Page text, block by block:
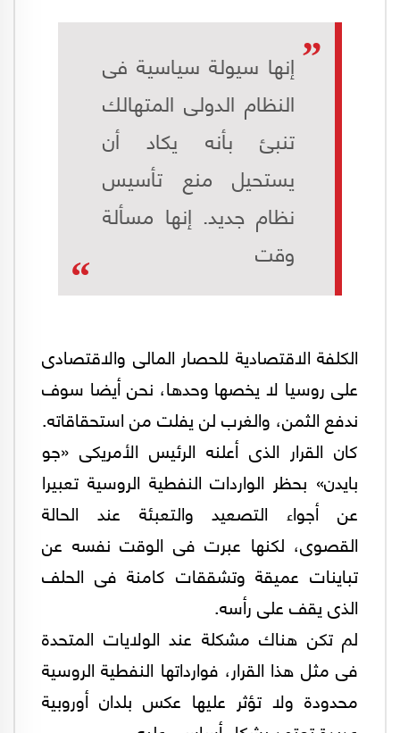
إنها سيولة سياسية فى
النظام الدولى المتهالك
تنبئ بأنه يكاد أن
يستحيل منع تأسيس
نظام جديد. إنها مسألة
وقت
الكلفة الاقتصادية للحصار المالى والاقتصادى
على روسيا لا يخصها وحدها، نحن أيضا سوف
ندفع الثمن، والغرب لن يفلت من استحقاقاته.
كان القرار الذى أعلنه الرئيس الأمريكى «جو
بايدن» بحظر الواردات النفطية الروسية تعبيرا
عن أجواء التصعيد والتعبئة عند الحالة
القصوى، لكنها عبرت فى الوقت نفسه عن
تباينات عميقة وتشققات كامنة فى الحلف
الذى يقف على رأسه.
لم تكن هناك مشكلة عند الولايات المتحدة
فى مثل هذا القرار، فوارداتها النفطية الروسية
محدودة ولا تؤثر عليها عكس بلدان أوروبية